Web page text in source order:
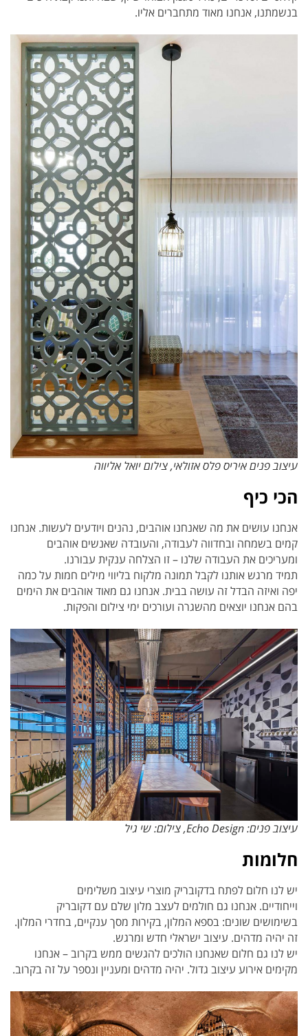
בנשמתנו, אנחנו מאוד מתחברים אליו.
עיצוב פנים איריס פלס אזולאי, צילום יואל אליווה
הכי כיף
אנחנו עושים את מה שאנחנו אוהבים, נהנים ויודעים לעשות. אנחנו
קמים בשמחה ובחדווה לעבודה, והעובדה שאנשים אוהבים
ומעריכים את העבודה שלנו – זו הצלחה ענקית עבורנו.
תמיד מרגש אותנו לקבל תמונה מלקוח בליווי מילים חמות על כמה
יפה ואיזה הבדל זה עושה בבית. אנחנו גם מאוד אוהבים את הימים
בהם אנחנו יוצאים מהשגרה ועורכים ימי צילום והפקות.
עיצוב פנים: Echo Design, צילום: שי גיל
חלומות
יש לנו חלום לפתח בדקובריק מוצרי עיצוב משלימים
וייחודיים. אנחנו גם חולמים לעצב מלון שלם עם דקובריק
בשימושים שונים: בספא המלון, בקירות מסך ענקיים, בחדרי המלון.
זה יהיה מדהים. עיצוב ישראלי חדש ומרגש.
יש לנו גם חלום שאנחנו הולכים להגשים ממש בקרוב – אנחנו
מקימים אירוע עיצוב גדול. יהיה מדהים ומעניין ונספר על זה בקרוב.